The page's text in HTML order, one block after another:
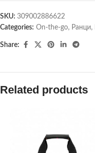
SKU: 309002886622
Categories: On-the-go, Ранци,
Share:
Related products